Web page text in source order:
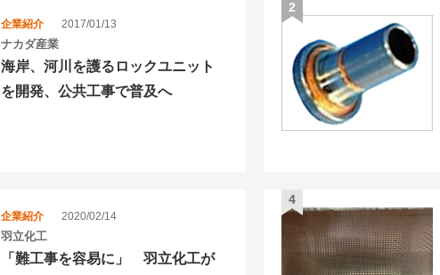
企業紹介 2017/01/13
ナカダ産業
海岸、河川を護るロックユニット
を開発、公共工事で普及へ
企業紹介 2020/02/14
羽立化工
「難工事を容易に」 羽立化工が